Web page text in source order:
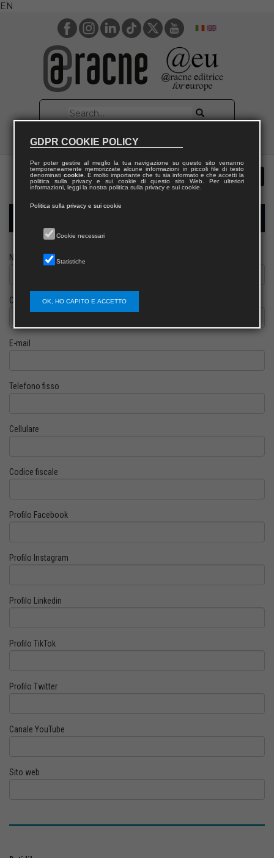
EN
Nome
Cognome
E-mail
Telefono fisso
Cellulare
Codice fiscale
Profilo Facebook
Profilo Instagram
Profilo Linkedin
Profilo TikTok
Profilo Twitter
Canale YouTube
Sito web
GDPR COOKIE POLICY
Per poter gestire al meglio la tua navigazione su questo sito verranno
temporaneamente memorizzate alcune informazioni in piccoli file di testo
denominati cookie. È molto importante che tu sia informato e che accetti la
politica sulla privacy e sui cookie di questo sito Web. Per ulteriori
informazioni, leggi la nostra politica sulla privacy e sui cookie.
Politica sulla privacy e sui cookie
Cookie necessari
Statistiche
OK, HO CAPITO E ACCETTO